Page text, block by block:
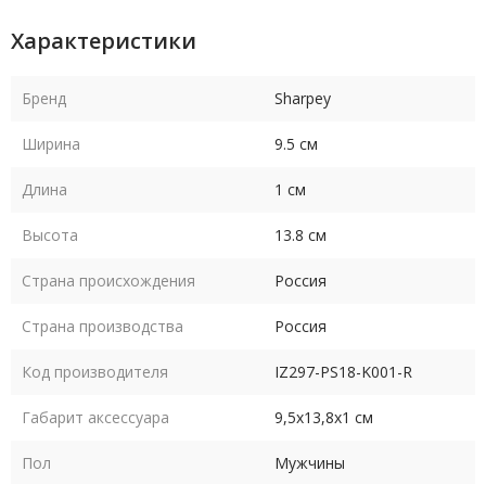
Характеристики
Бренд Sharpey
Ширина 9.5 см
Длина 1 см
Высота 13.8 см
Страна происхождения Россия
Страна производства Россия
Код производителя IZ297-PS18-K001-R
Габарит аксессуара 9,5х13,8х1 см
Пол Мужчины